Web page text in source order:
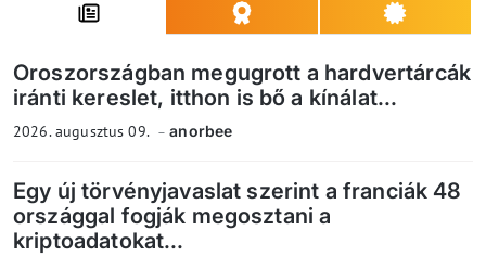
Oroszországban megugrott a hardvertárcák
iránti kereslet, itthon is bő a kínálat...
2026. augusztus 09. anorbee
Egy új törvényjavaslat szerint a franciák 48
országgal fogják megosztani a
kriptoadatokat...